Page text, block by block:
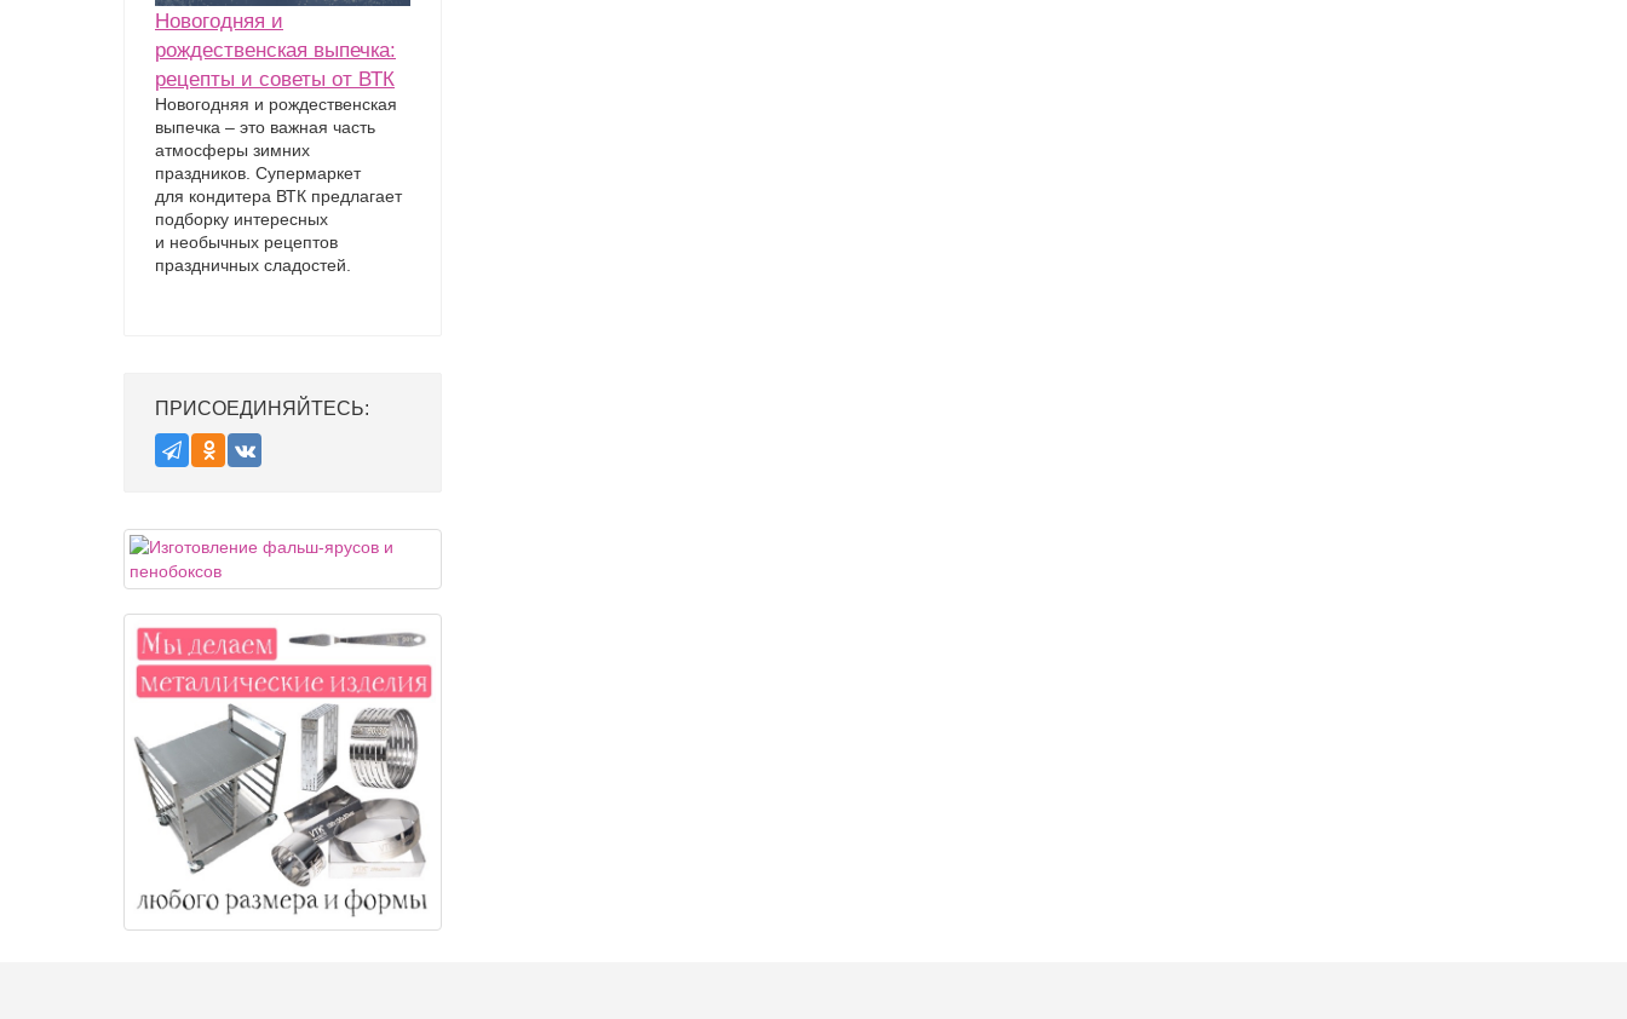
Новогодняя и
рождественская выпечка:
рецепты и советы от ВТК
Новогодняя и рождественская
выпечка – это важная часть
атмосферы зимних
праздников. Супермаркет
для кондитера ВТК предлагает
подборку интересных
и необычных рецептов
праздничных сладостей.
ПРИСОЕДИНЯЙТЕСЬ: